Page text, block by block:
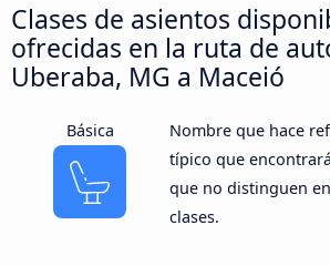
Clases de asientos
ofrecidas en la ruta de
Uberaba, MG a Maceió
Básica
Nombre que hace
típico que
que no distinguen
clases.